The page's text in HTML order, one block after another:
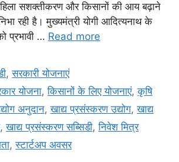
सशक्तीकरण और किसानों की आय बढ़ाने
रही है। मुख्यमंत्री योगी आदित्यनाथ के
प्रभावी … Read more
,सरकारी योजनाएं
योजना,किसानों के लिए योजनाएं,कृषि
अनुदान,खाद्य प्रसंस्करण उद्योग,खाद्य
,खाद्य प्रसंस्करण सब्सिडी,निवेश मित्र
,स्टार्टअप अवसर